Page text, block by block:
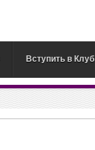
Вступить в Клуб